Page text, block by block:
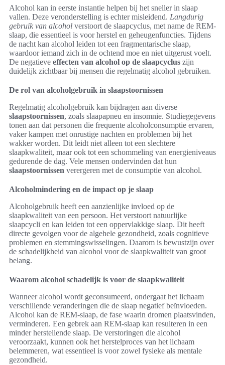
Alcohol kan in eerste instantie helpen bij het sneller in slaap
vallen. Deze veronderstelling is echter misleidend. Langdurig
gebruik van alcohol verstoort de slaapcyclus, met name de REM-
slaap, die essentieel is voor herstel en geheugenfuncties. Tijdens
de nacht kan alcohol leiden tot een fragmentarische slaap,
waardoor iemand zich in de ochtend moe en niet uitgerust voelt.
De negatieve effecten van alcohol op de slaapcyclus zijn
duidelijk zichtbaar bij mensen die regelmatig alcohol gebruiken.
De rol van alcoholgebruik in slaapstoornissen
Regelmatig alcoholgebruik kan bijdragen aan diverse
slaapstoornissen, zoals slaapapneu en insomnie. Studiegegevens
tonen aan dat personen die frequente alcoholconsumptie ervaren,
vaker kampen met onrustige nachten en problemen bij het
wakker worden. Dit leidt niet alleen tot een slechtere
slaapkwaliteit, maar ook tot een schommeling van energieniveaus
gedurende de dag. Vele mensen ondervinden dat hun
slaapstoornissen verergeren met de consumptie van alcohol.
Alcoholmindering en de impact op je slaap
Alcoholgebruik heeft een aanzienlijke invloed op de
slaapkwaliteit van een persoon. Het verstoort natuurlijke
slaapcycli en kan leiden tot een oppervlakkige slaap. Dit heeft
directe gevolgen voor de algehele gezondheid, zoals cognitieve
problemen en stemmingswisselingen. Daarom is bewustzijn over
de schadelijkheid van alcohol voor de slaapkwaliteit van groot
belang.
Waarom alcohol schadelijk is voor de slaapkwaliteit
Wanneer alcohol wordt geconsumeerd, ondergaat het lichaam
verschillende veranderingen die de slaap negatief beïnvloeden.
Alcohol kan de REM-slaap, de fase waarin dromen plaatsvinden,
verminderen. Een gebrek aan REM-slaap kan resulteren in een
minder herstellende slaap. De verstoringen die alcohol
veroorzaakt, kunnen ook het herstelproces van het lichaam
belemmeren, wat essentieel is voor zowel fysieke als mentale
gezondheid.